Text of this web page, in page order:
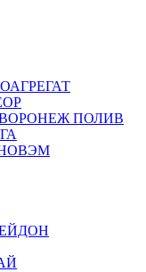
ВОРОНЕЖ ПОЛИВ
НОВЭМ